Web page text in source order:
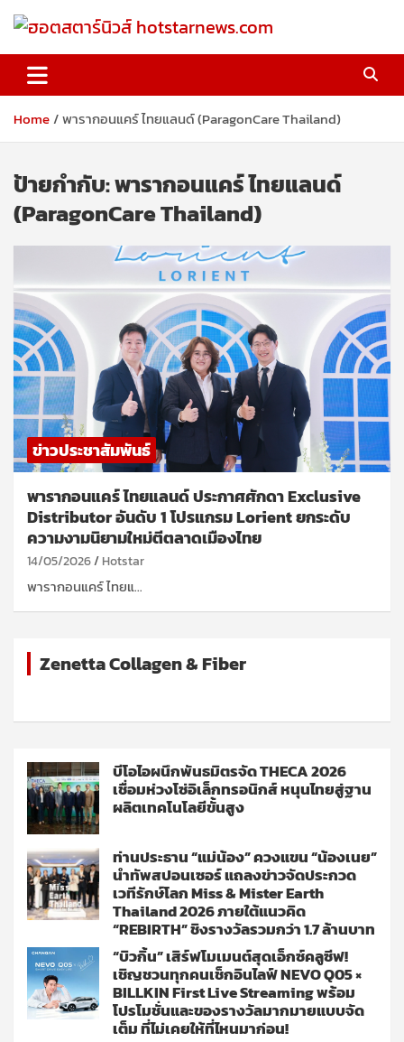
ฮอตสตาร์นิวส์ hotstarnews.com
Home พารากอนแคร์ ไทยแลนด์ (ParagonCare Thailand)
ป้ายกำกับ:พารากอนแคร์ ไทยแลนด์
(ParagonCare Thailand)
ข่าวประชาสัมพันธ์
พารากอนแคร์ ไทยแลนด์ ประกาศศักดา Exclusive
Distributor อันดับ 1 โปรแกรม Lorient ยกระดับ
ความงามนิยามใหม่ตีตลาดเมืองไทย
14/05/2026 Hotstar
พารากอนแคร์ ไทยแ…
Zenetta Collagen & Fiber
บีโอไอผนึกพันธมิตรจัด THECA 2026
เชื่อมห่วงโซ่อิเล็กทรอนิกส์ หนุนไทยสู่ฐาน
ผลิตเทคโนโลยีขั้นสูง
ท่านประธาน “แม่น้อง” ควงแขน “น้องเนย”
นำทัพสปอนเซอร์ แถลงข่าวจัดประกวด
เวทีรักษ์โลก Miss & Mister Earth
Thailand 2026 ภายใต้แนวคิด
“REBIRTH” ชิงรางวัลรวมกว่า 1.7 ล้านบาท
“บิวกิ้น” เสิร์ฟโมเมนต์สุดเอ็กซ์คลูซีฟ!
เชิญชวนทุกคนเช็กอินไลฟ์ NEVO Q05 ×
BILLKIN First Live Streaming พร้อม
โปรโมชั่นและของรางวัลมากมายแบบจัด
เต็ม ที่ไม่เคยให้ที่ไหนมาก่อน!